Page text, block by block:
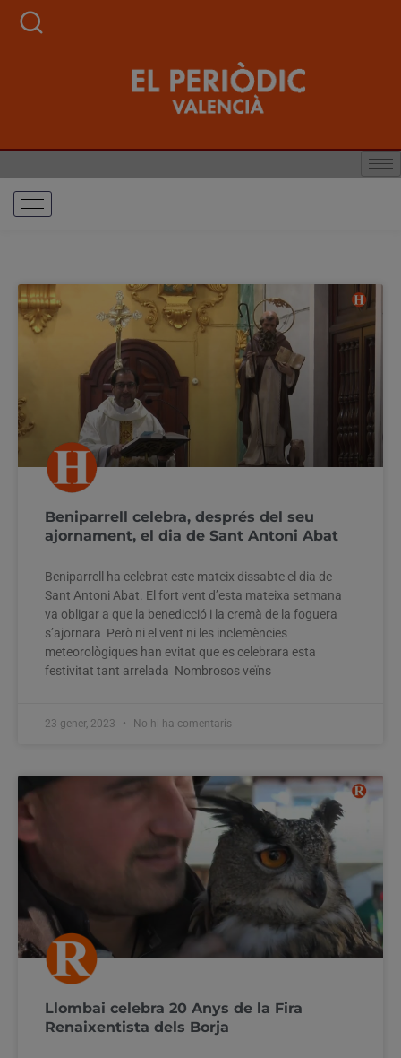
Beniparrell celebra, després del seu
ajornament, el dia de Sant Antoni Abat
Beniparrell ha celebrat este mateix dissabte el dia de
Sant Antoni Abat. El fort vent d’esta mateixa setmana
va obligar a que la benedicció i la cremà de la foguera
s’ajornara Però ni el vent ni les inclemències
meteorològiques han evitat que es celebrara esta
festivitat tant arrelada Nombrosos veïns
23 gener, 2023 No hi ha comentaris
Llombai celebra 20 Anys de la Fira
Renaixentista dels Borja